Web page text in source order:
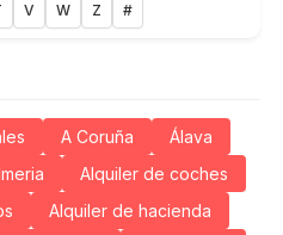
V W Z #
A Coruña
Álava
Alquiler de coches
Alquiler de hacienda